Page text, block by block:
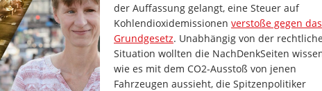
der Auffassung gelangt, eine Steuer auf
Kohlendioxidemissionen verstoße gegen das
Grundgesetz. Unabhängig von der
Situation wollten die NachDenkSeiten
wie es mit dem CO2-Ausstoß von jenen
Fahrzeugen aussieht, die Spitzenpolitiker